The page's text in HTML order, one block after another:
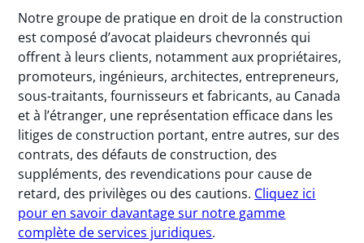
Notre groupe de pratique en droit de la construction
est composé d’avocat plaideurs chevronnés qui
offrent à leurs clients, notamment aux propriétaires,
promoteurs, ingénieurs, architectes, entrepreneurs,
sous-traitants, fournisseurs et fabricants, au Canada
et à l’étranger, une représentation efficace dans les
litiges de construction portant, entre autres, sur des
contrats, des défauts de construction, des
suppléments, des revendications pour cause de
retard, des privilèges ou des cautions. Cliquez ici
pour en savoir davantage sur notre gamme
complète de services juridiques.